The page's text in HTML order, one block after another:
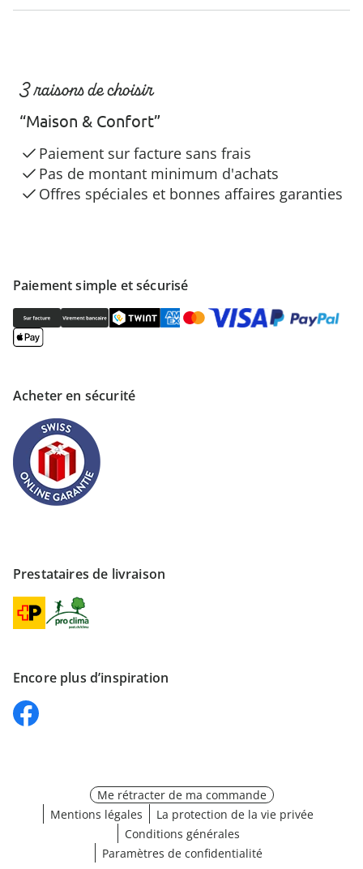
Paiement simple et sécurisé
Acheter en sécurité
Prestataires de livraison
Encore plus d’inspiration
3 raisons de choisir
“Maison & Confort”
Paiement sur facture sans frais
Pas de montant minimum d'achats
Offres spéciales et bonnes affaires garanties
Me rétracter de ma commande
Mentions légales
La protection de la vie privée
Conditions générales
Paramètres de confidentialité